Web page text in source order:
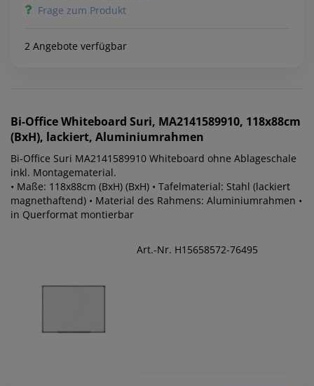
Frage zum Produkt
2 Angebote verfügbar
Bi-OfficeWhiteboard Suri, MA2141589910, 118x88cm
(BxH), lackiert, Aluminiumrahmen
Bi-Office Suri MA2141589910 Whiteboard ohne Ablageschale
inkl. Montagematerial.
• Maße: 118x88cm (BxH) (BxH) • Tafelmaterial: Stahl (lackiert
magnethaftend) • Material des Rahmens: Aluminiumrahmen •
in Querformat montierbar
Art.-Nr. H15658572-76495